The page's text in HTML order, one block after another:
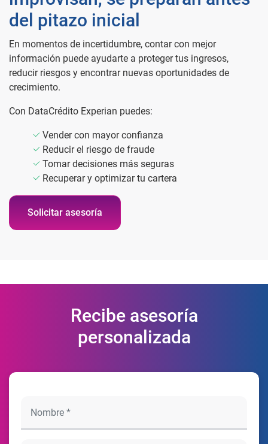
del pitazo inicial
En momentos de incertidumbre, contar con mejor
información puede ayudarte a proteger tus ingresos,
reducir riesgos y encontrar nuevas oportunidades de
crecimiento.
Con DataCrédito Experian puedes:
Vender con mayor confianza
Reducir el riesgo de fraude
Tomar decisiones más seguras
Recuperar y optimizar tu cartera
Solicitar asesoría
Recibe asesoría
personalizada